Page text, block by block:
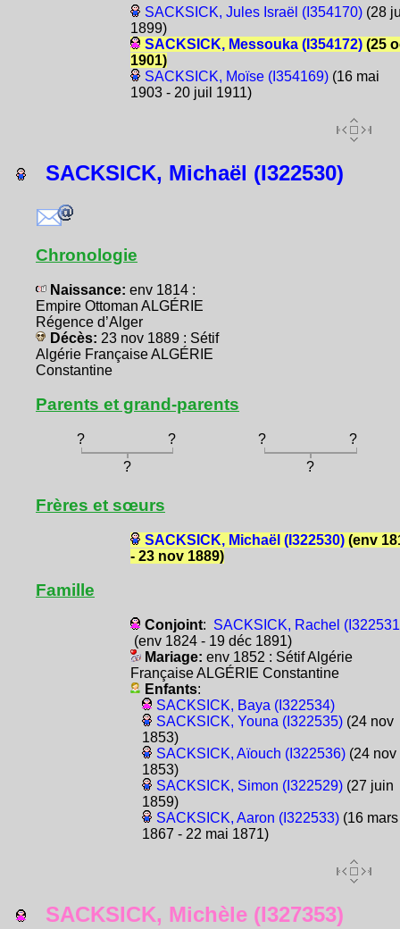
SACKSICK, Jules Israël (I354170)(28
1899)
SACKSICK, Messouka (I354172)(25
1901)
SACKSICK, Moïse (I354169)(16 mai
1903 - 20 juil 1911)
SACKSICK, Michaël (I322530)
Chronologie
Naissance: env 1814 :
Empire Ottoman ALGÉRIE
Régence d’Alger
Décès: 23 nov 1889 : Sétif
Algérie Française ALGÉRIE
Constantine
Parents et grand-parents
? ? ?
?
?
?
Frères et sœurs
SACKSICK, Michaël (I322530)(env
- 23 nov 1889)
Famille
Conjoint: SACKSICK, Rachel
(env 1824 - 19 déc 1891)
Mariage: env 1852 : Sétif Algérie
Française ALGÉRIE Constantine
Enfants:
SACKSICK, Baya (I322534)
SACKSICK, Youna (I322535)(24 nov
1853)
SACKSICK, Aïouch (I322536)(24 nov
1853)
SACKSICK, Simon (I322529)(27 juin
1859)
SACKSICK, Aaron (I322533)(16 mars
1867 - 22 mai 1871)
SACKSICK, Michèle (I327353)